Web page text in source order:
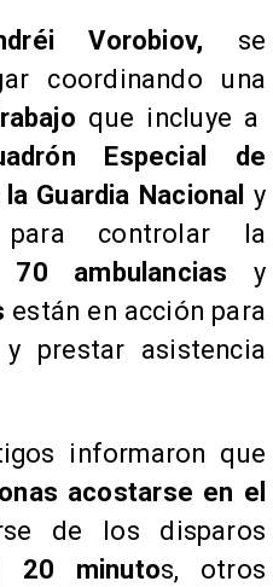
Vorobiov, se
coordinando una
que incluye a
Especial de
Guardia Nacional y
para controlar la
ambulancias y
están en acción para
prestar asistencia
informaron que
acostarse en el
de los disparos
20 minutos, otros